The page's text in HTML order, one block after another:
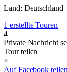
Land: Deutschland
1 erstellte Touren
4
Private Nachricht
Tour teilen
×
Auf Facebook teilen